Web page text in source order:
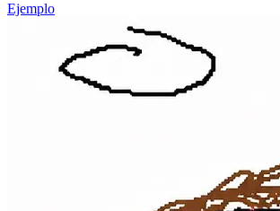
Ejemplo